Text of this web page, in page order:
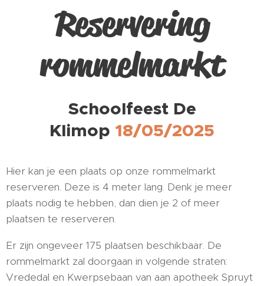
Reservering
rommelmarkt
Schoolfeest De
Klimop 18/05/2025
Hier kan je een plaats op onze rommelmarkt
reserveren. Deze is 4 meter lang. Denk je meer
plaats nodig te hebben, dan dien je 2 of meer
plaatsen te reserveren.
Er zijn ongeveer 175 plaatsen beschikbaar. De
rommelmarkt zal doorgaan in volgende straten:
Vrededal en Kwerpsebaan van aan apotheek Spruyt